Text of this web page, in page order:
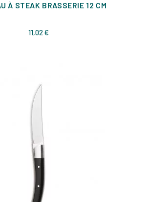
À STEAK BRASSERIE 12 CM
11,02 €Prix